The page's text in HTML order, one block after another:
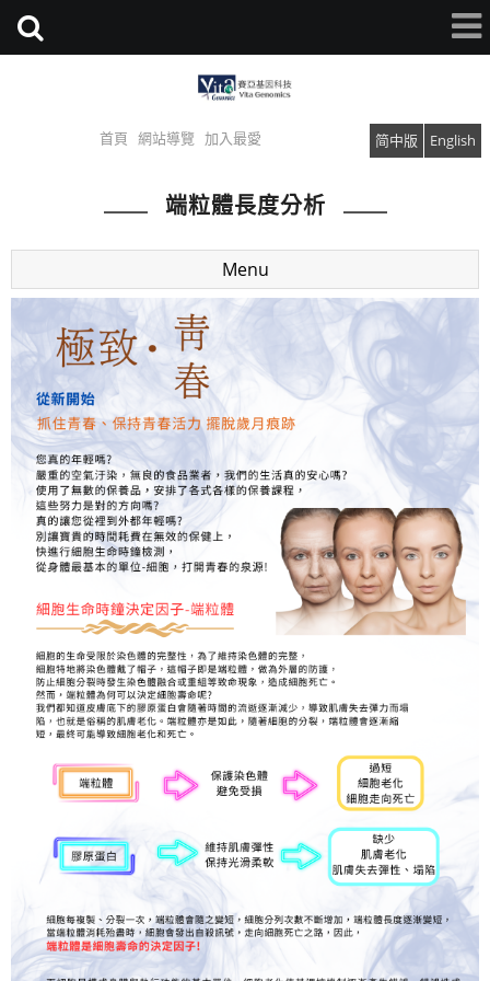
首頁 網站導覽 加入最愛 简中版 English
端粒體長度分析
Menu